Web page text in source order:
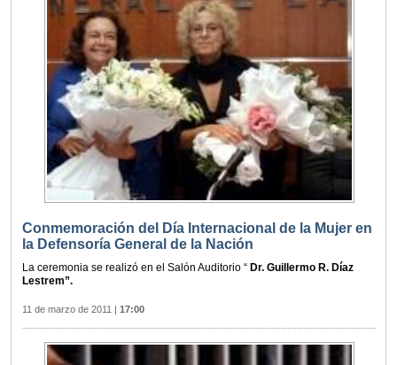
Conmemoración del Día Internacional de la Mujer en
la Defensoría General de la Nación
La ceremonia se realizó en el Salón Auditorio “ Dr. Guillermo R. Díaz
Lestrem”.
11 de marzo de 2011 | 17:00